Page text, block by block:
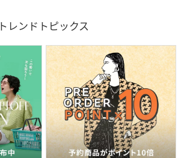
トレンドトピックス